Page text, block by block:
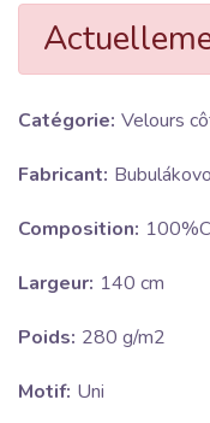
Catégorie: Velours
Fabricant:
Composition:
Largeur: 140 cm
Poids: 280 g/m2
Motif: Uni